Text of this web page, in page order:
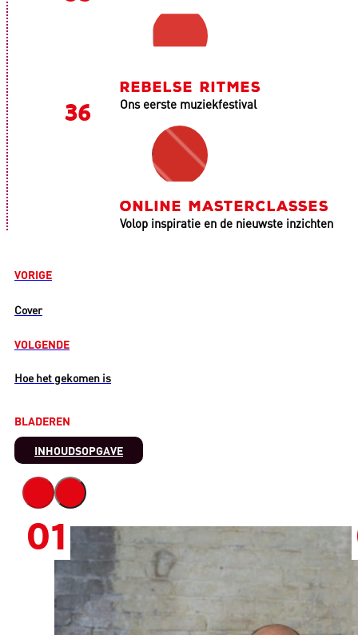
REBELSE RITMES
Ons eerste muziekfestival
ONLINE MASTERCLASSES
Volop inspiratie en de nieuwste inzichten
VORIGE
Cover
VOLGENDE
Hoe het gekomen is
BLADEREN
INHOUDSOPGAVE